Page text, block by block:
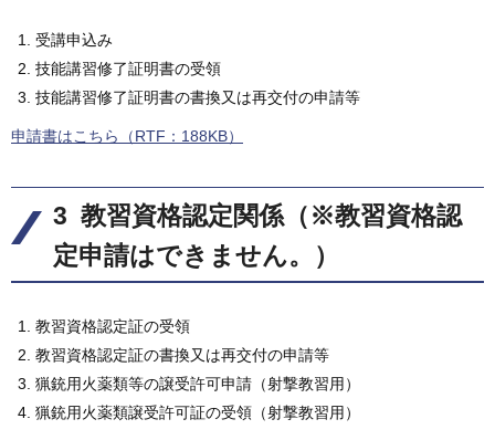
受講申込み
技能講習修了証明書の受領
技能講習修了証明書の書換又は再交付の申請等
申請書はこちら（RTF：188KB）
3 教習資格認定関係（※教習資格認
定申請はできません。）
教習資格認定証の受領
教習資格認定証の書換又は再交付の申請等
猟銃用火薬類等の譲受許可申請（射撃教習用）
猟銃用火薬類譲受許可証の受領（射撃教習用）